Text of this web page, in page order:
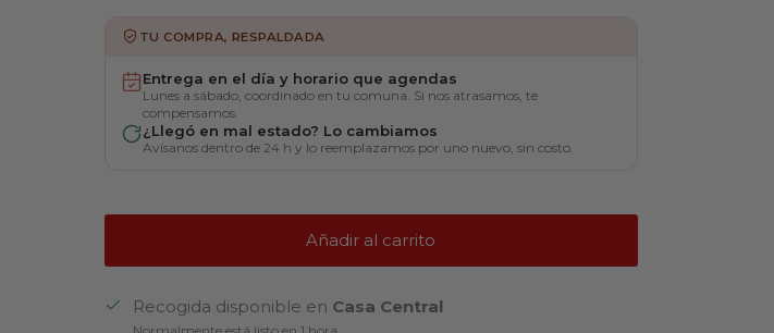
TU COMPRA, RESPALDADA
Entrega en el día y horario que agendas
Lunes a sábado, coordinado en tu comuna. Si nos atrasamos, te
compensamos.
¿Llegó en mal estado? Lo cambiamos
Avísanos dentro de 24 h y lo reemplazamos por uno nuevo, sin costo.
Añadir al carrito
Recogida disponible en Casa Central